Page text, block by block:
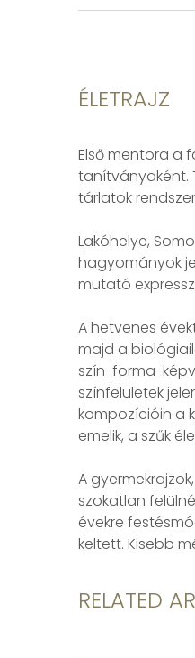
ÉLETRAJZ
Első mentora a
tanítványaként.
tárlatok
Lakóhelye,
hagyományok
mutató
A hetvenes
majd a
szín-forma-
színfelületek
kompozícióin a
emelik, a szűk
A
szokatlan
évekre
keltett. Kisebb
RELATED